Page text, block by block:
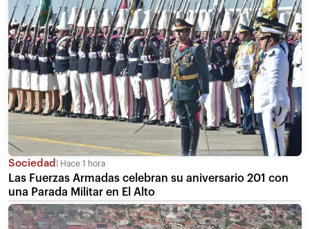
Sociedad Hace 1 hora
Las Fuerzas Armadas celebran su aniversario 201 con
una Parada Militar en El Alto